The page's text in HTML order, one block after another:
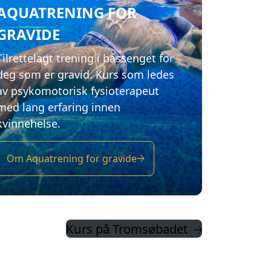
FOR
trening i bassenget for
som er gravid. Kurs som ledes
psykomotorisk fysioterapeut
lang erfaring innen
Om Aquatrening for gravide
Kurs på Tromsøbadet